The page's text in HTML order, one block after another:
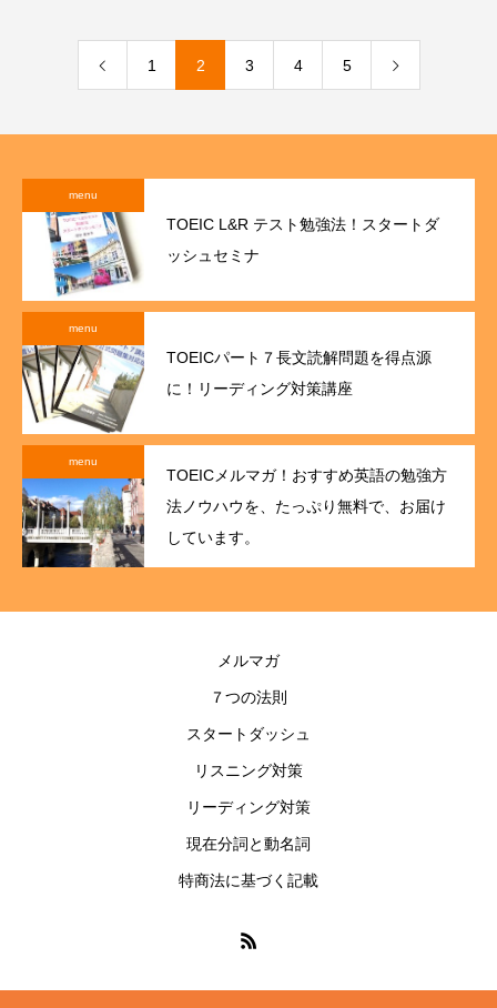
1 2 3 4 5
menu
TOEIC L&R テスト勉強法！スタートダ
ッシュセミナ
menu
TOEICパート７長文読解問題を得点源
に！リーディング対策講座
menu
TOEICメルマガ！おすすめ英語の勉強方
法ノウハウを、たっぷり無料で、お届け
しています。
メルマガ
７つの法則
スタートダッシュ
リスニング対策
リーディング対策
現在分詞と動名詞
特商法に基づく記載